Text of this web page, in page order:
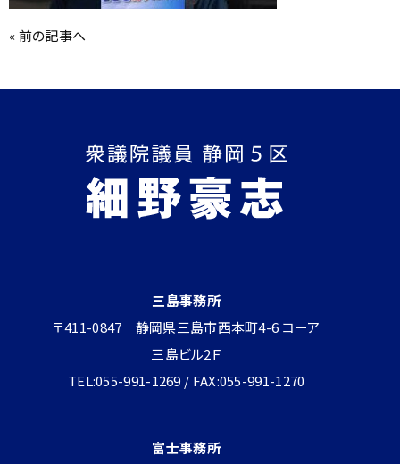
«前の記事へ
三島事務所
〒411-0847 静岡県三島市西本町4-6 コーア
三島ビル2Ｆ
TEL:055-991-1269 / FAX:055-991-1270
富士事務所